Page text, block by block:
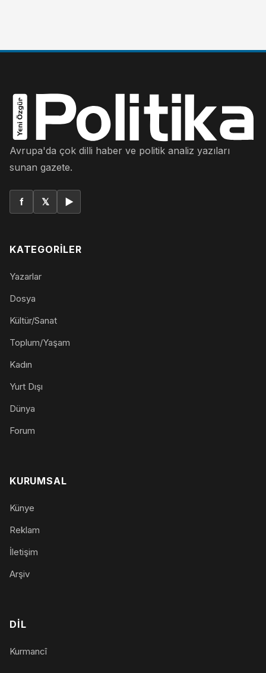
Avrupa'da çok dilli haber ve politik analiz yazıları
sunan gazete.
f 𝕏 ▶
KATEGORILER
Yazarlar
Dosya
Kültür/Sanat
Toplum/Yaşam
Kadın
Yurt Dışı
Dünya
Forum
KURUMSAL
Künye
Reklam
İletişim
Arşiv
DIL
Kurmancî